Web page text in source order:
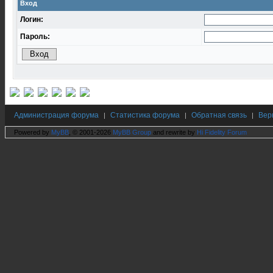
Вход
Логин:
Пароль:
Администрация форума | Статистика форума | Обратная связь |
Powered by MyBB , © 2001-2026 MyBB Group and rewrite by Hi Fidelity Forum